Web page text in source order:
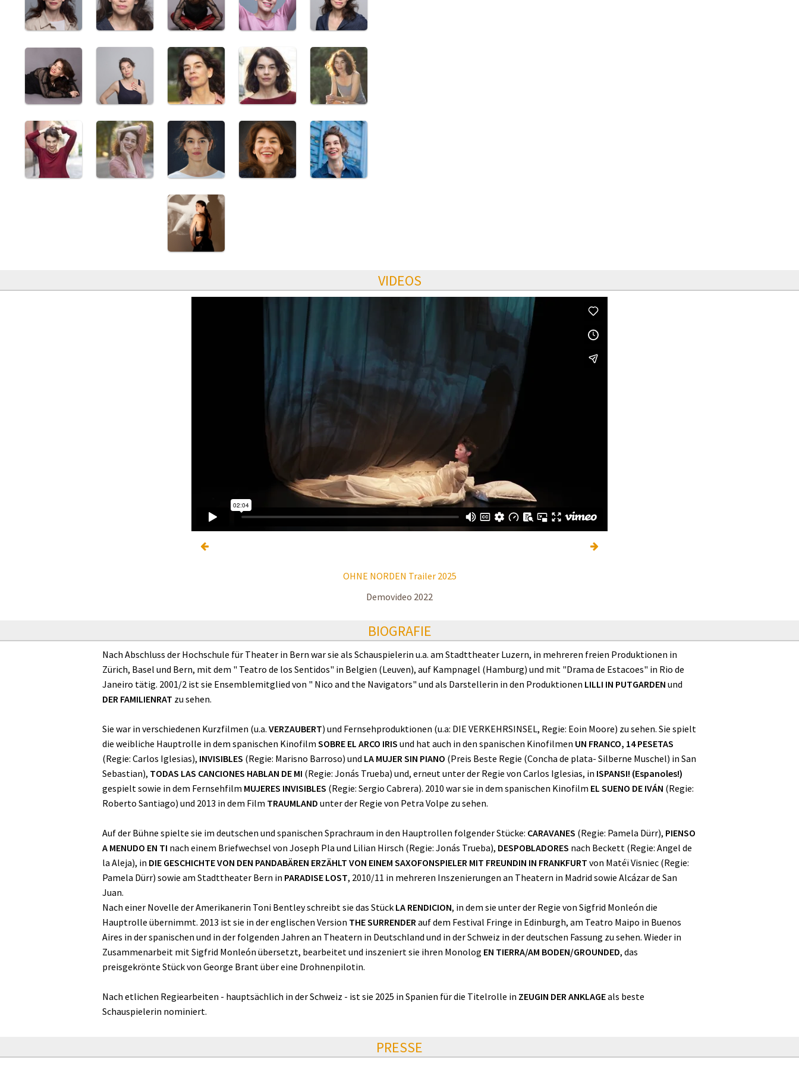
VIDEOS
OHNE NORDEN Trailer 2025
Demovideo 2022
BIOGRAFIE
Nach Abschluss der Hochschule für Theater in Bern war sie als Schauspielerin u.a. am Stadttheater Luzern, in mehreren freien Produktionen in
Zürich, Basel und Bern, mit dem " Teatro de los Sentidos" in Belgien (Leuven), auf Kampnagel (Hamburg) und mit "Drama de Estacoes" in Rio de
Janeiro tätig. 2001/2 ist sie Ensemblemitglied von " Nico and the Navigators" und als Darstellerin in den Produktionen LILLI IN PUTGARDEN und
DER FAMILIENRAT zu sehen.
Sie war in verschiedenen Kurzfilmen (u.a. VERZAUBERT) und Fernsehproduktionen (u.a: DIE VERKEHRSINSEL, Regie: Eoin Moore) zu sehen. Sie spielt
die weibliche Hauptrolle in dem spanischen Kinofilm SOBRE EL ARCO IRIS und hat auch in den spanischen Kinofilmen UN FRANCO, 14 PESETAS
(Regie: Carlos Iglesias), INVISIBLES (Regie: Marisno Barroso) und LA MUJER SIN PIANO (Preis Beste Regie (Concha de plata- Silberne Muschel) in San
Sebastian), TODAS LAS CANCIONES HABLAN DE MI (Regie: Jonás Trueba) und, erneut unter der Regie von Carlos Iglesias, in ISPANSI! (Espanoles!)
gespielt sowie in dem Fernsehfilm MUJERES INVISIBLES (Regie: Sergio Cabrera). 2010 war sie in dem spanischen Kinofilm EL SUENO DE IVÁN (Regie:
Roberto Santiago) und 2013 in dem Film TRAUMLAND unter der Regie von Petra Volpe zu sehen.
Auf der Bühne spielte sie im deutschen und spanischen Sprachraum in den Hauptrollen folgender Stücke: CARAVANES (Regie: Pamela Dürr), PIENSO
A MENUDO EN TI nach einem Briefwechsel von Joseph Pla und Lilian Hirsch (Regie: Jonás Trueba), DESPOBLADORES nach Beckett (Regie: Angel de
la Aleja), in DIE GESCHICHTE VON DEN PANDABÄREN ERZÄHLT VON EINEM SAXOFONSPIELER MIT FREUNDIN IN FRANKFURT von Matéï Visniec (Regie:
Pamela Dürr) sowie am Stadttheater Bern in PARADISE LOST, 2010/11 in mehreren Inszenierungen an Theatern in Madrid sowie Alcázar de San
Juan.
Nach einer Novelle der Amerikanerin Toni Bentley schreibt sie das Stück LA RENDICION, in dem sie unter der Regie von Sigfrid Monleón die
Hauptrolle übernimmt. 2013 ist sie in der englischen Version THE SURRENDER auf dem Festival Fringe in Edinburgh, am Teatro Maipo in Buenos
Aires in der spanischen und in der folgenden Jahren an Theatern in Deutschland und in der Schweiz in der deutschen Fassung zu sehen. Wieder in
Zusammenarbeit mit Sigfrid Monleón übersetzt, bearbeitet und inszeniert sie ihren Monolog EN TIERRA/AM BODEN/GROUNDED, das
preisgekrönte Stück von George Brant über eine Drohnenpilotin.
Nach etlichen Regiearbeiten - hauptsächlich in der Schweiz - ist sie 2025 in Spanien für die Titelrolle in ZEUGIN DER ANKLAGEals beste
Schauspielerin nominiert.
PRESSE